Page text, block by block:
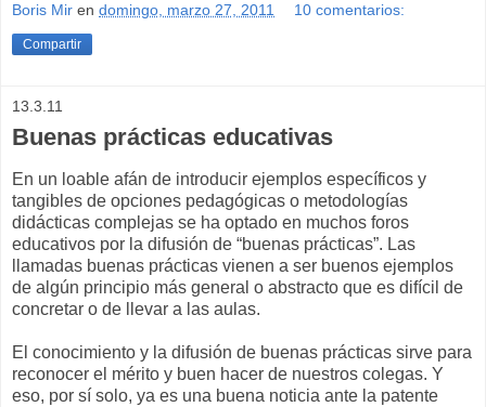
Boris Mir en domingo, marzo 27, 2011 10 comentarios:
Compartir
13.3.11
Buenas prácticas educativas
En un loable afán de introducir ejemplos específicos y
tangibles de opciones pedagógicas o metodologías
didácticas complejas se ha optado en muchos foros
educativos por la difusión de “buenas prácticas”. Las
llamadas buenas prácticas vienen a ser buenos ejemplos
de algún principio más general o abstracto que es difícil de
concretar o de llevar a las aulas.
El conocimiento y la difusión de buenas prácticas sirve para
reconocer el mérito y buen hacer de nuestros colegas. Y
eso, por sí solo, ya es una buena noticia ante la patente